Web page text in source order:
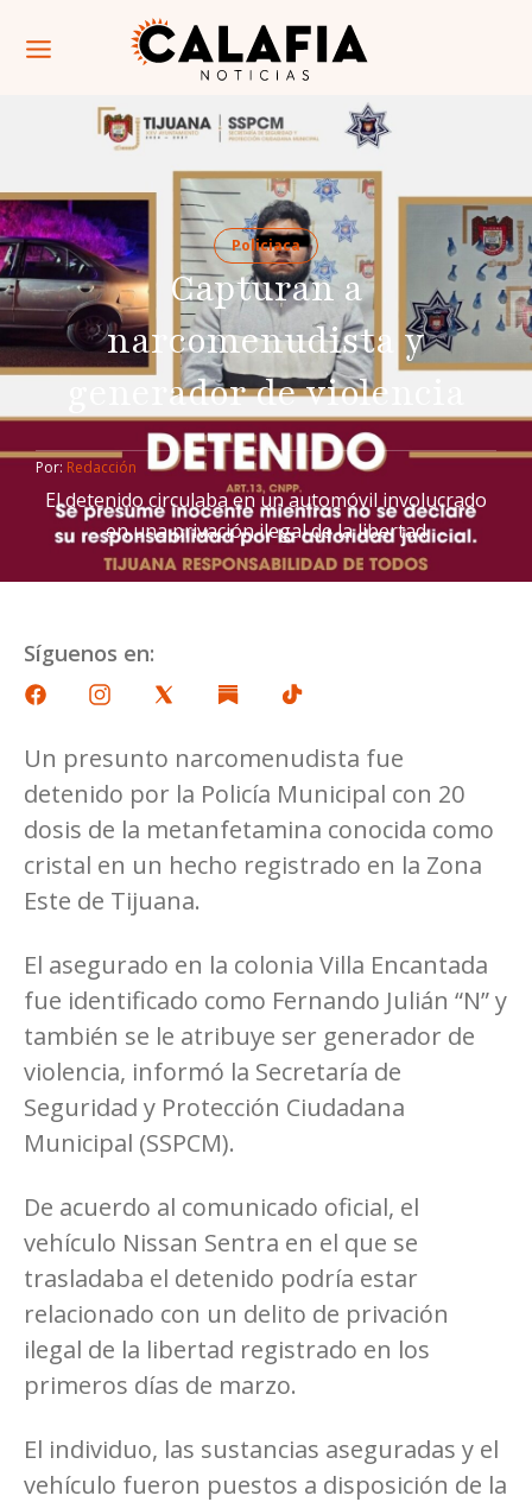
Policiaca
Capturan a
narcomenudista y
generador de violencia
Por: Redacción
El detenido circulaba en un automóvil involucrado
en una privación ilegal de la libertad
Síguenos en:
Un presunto narcomenudista fue
detenido por la Policía Municipal con 20
dosis de la metanfetamina conocida como
cristal en un hecho registrado en la Zona
Este de Tijuana.
El asegurado en la colonia Villa Encantada
fue identificado como Fernando Julián “N” y
también se le atribuye ser generador de
violencia, informó la Secretaría de
Seguridad y Protección Ciudadana
Municipal (SSPCM).
De acuerdo al comunicado oficial, el
vehículo Nissan Sentra en el que se
trasladaba el detenido podría estar
relacionado con un delito de privación
ilegal de la libertad registrado en los
primeros días de marzo.
El individuo, las sustancias aseguradas y el
vehículo fueron puestos a disposición de la